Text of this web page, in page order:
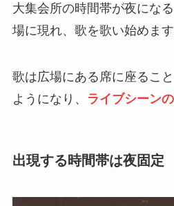
大集会所の時間帯が夜にな
場に現れ、歌を歌い始めます
歌は広場にある席に座るこ
ようになり、
ライブシーン
出現する時間帯は夜固定